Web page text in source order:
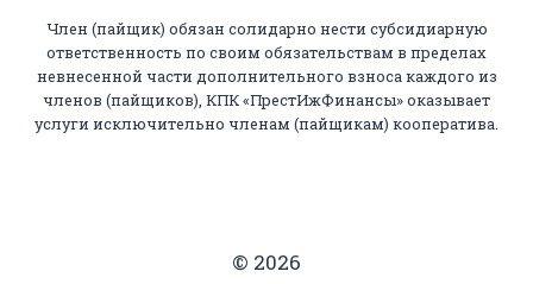
Член (пайщик) обязан солидарно нести субсидиарную
ответственность по своим обязательствам в пределах
невнесенной части дополнительного взноса каждого из
членов (пайщиков), КПК «ПрестИжФинансы» оказывает
услуги исключительно членам (пайщикам) кооператива.
© 2026